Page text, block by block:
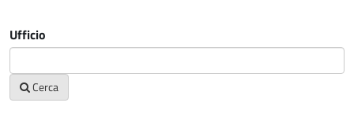
Ufficio
Cerca